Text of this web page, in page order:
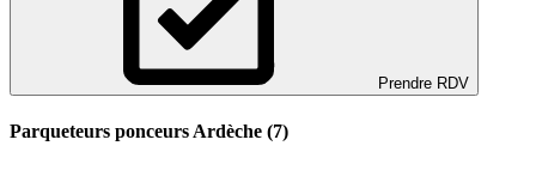
Prendre RDV
Parqueteurs ponceurs Ardèche (7)